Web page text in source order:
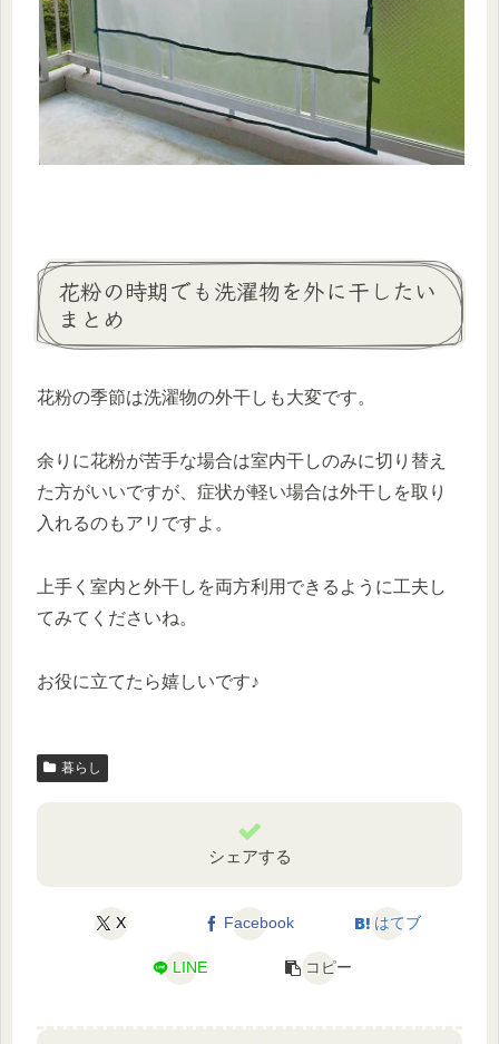
花粉の時期でも洗濯物を外に干したい
まとめ
花粉の季節は洗濯物の外干しも大変です。
余りに花粉が苦手な場合は室内干しのみに切り替え
た方がいいですが、症状が軽い場合は外干しを取り
入れるのもアリですよ。
上手く室内と外干しを両方利用できるように工夫し
てみてくださいね。
お役に立てたら嬉しいです♪
暮らし
シェアする
X Facebook はてブ
LINE コピー